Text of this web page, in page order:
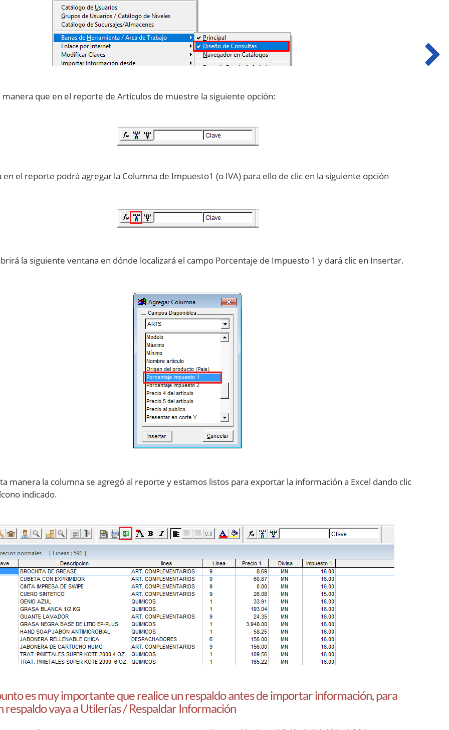
manera que en el reporte de Artículos de muestre la siguiente opción:
en el reporte podrá agregar la Columna de Impuesto1 (o IVA) para ello de clic en la siguiente opción
la siguiente ventana en dónde localizará el campo Porcentaje de Impuesto 1 y dará clic en Insertar.
manera la columna se agregó al reporte y estamos listos para exportar la información a Excel dando clic
indicado.
es muy importante que realice un respaldo antes de importar información, para
respaldo vaya a Utilerías / Respaldar Información